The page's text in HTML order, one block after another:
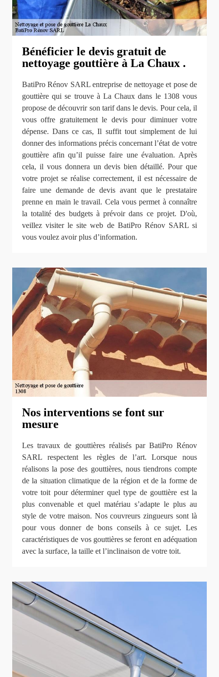
Bénéficier le devis gratuit de
nettoyage gouttière à La Chaux .
BatiPro Rénov SARL entreprise de nettoyage et pose de
gouttière qui se trouve à La Chaux dans le 1308 vous
propose de découvrir son tarif dans le devis. Pour cela, il
vous offre gratuitement le devis pour diminuer votre
dépense. Dans ce cas, Il suffit tout simplement de lui
donner des informations précis concernant l’état de votre
gouttière afin qu’il puisse faire une évaluation. Après
cela, il vous donnera un devis bien détaillé. Pour que
votre projet se réalise correctement, il est nécessaire de
faire une demande de devis avant que le prestataire
prenne en main le travail. Cela vous permet à connaître
la totalité des budgets à prévoir dans ce projet. D'où,
veillez visiter le site web de BatiPro Rénov SARL si
vous voulez avoir plus d’information.
Nos interventions se font sur
mesure
Les travaux de gouttières réalisés par BatiPro Rénov
SARL respectent les règles de l’art. Lorsque nous
réalisons la pose des gouttières, nous tiendrons compte
de la situation climatique de la région et de la forme de
votre toit pour déterminer quel type de gouttière est la
plus convenable et quel matériau s’adapte le plus au
style de votre maison. Nos couvreurs zingueurs sont là
pour vous donner de bons conseils à ce sujet. Les
caractéristiques de vos gouttières se feront en adéquation
avec la surface, la taille et l’inclinaison de votre toit.